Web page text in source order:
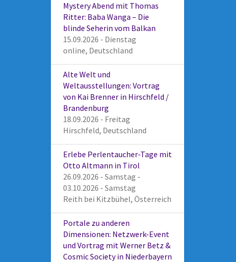
Mystery Abend mit Thomas
Ritter: Baba Wanga – Die
blinde Seherin vom Balkan
15.09.2026 - Dienstag
online, Deutschland
Alte Welt und
Weltausstellungen: Vortrag
von Kai Brenner in Hirschfeld /
Brandenburg
18.09.2026 - Freitag
Hirschfeld, Deutschland
Erlebe Perlentaucher-Tage mit
Otto Altmann in Tirol
26.09.2026 - Samstag -
03.10.2026 - Samstag
Reith bei Kitzbühel, Österreich
Portale zu anderen
Dimensionen: Netzwerk-Event
und Vortrag mit Werner Betz &
Cosmic Society in Niederbayern